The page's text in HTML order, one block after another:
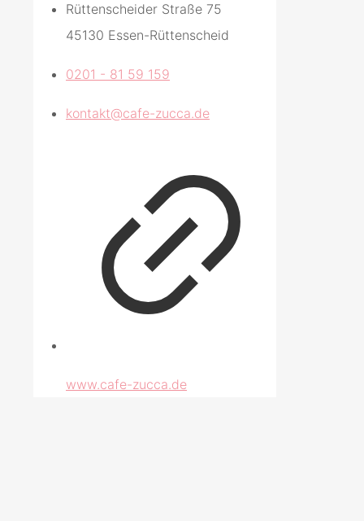
Rüttenscheider Straße 75
45130 Essen-Rüttenscheid
0201 - 81 59 159
kontakt@cafe-zucca.de
www.cafe-zucca.de